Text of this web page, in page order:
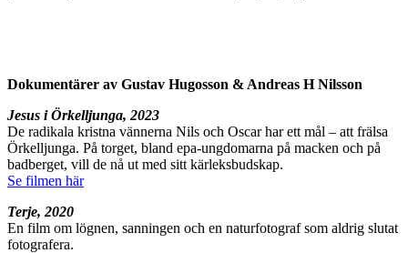
Dokumentärer av Gustav Hugosson & Andreas H Nilsson
Jesus i Örkelljunga, 2023
De radikala kristna vännerna Nils och Oscar har ett mål – att frälsa
Örkelljunga. På torget, bland epa-ungdomarna på macken och på
badberget, vill de nå ut med sitt kärleksbudskap.
Se filmen här
Terje, 2020
En film om lögnen, sanningen och en naturfotograf som aldrig slutat
fotografera.